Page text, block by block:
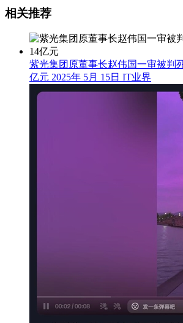
相关推荐
紫光集团原董事长赵伟国一审被判
亿元 2025年 5月 15日 IT业界